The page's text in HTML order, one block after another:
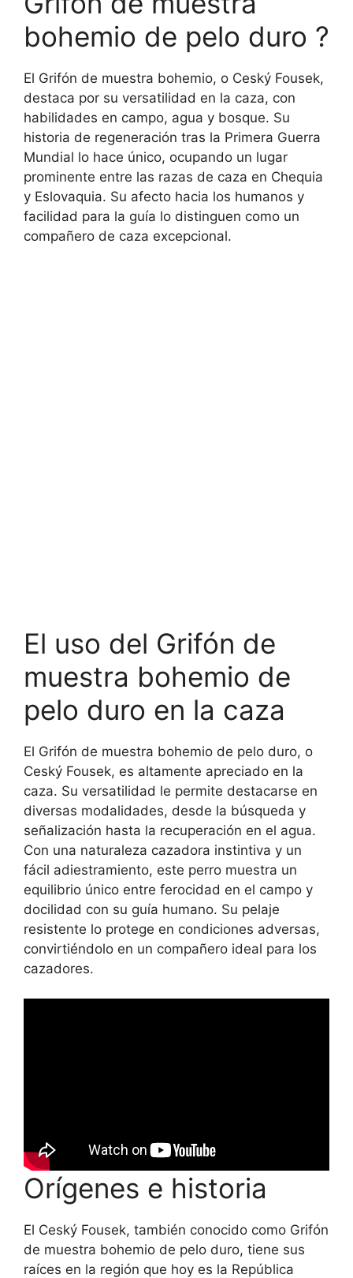
bohemio de pelo duro ?
El Grifón de muestra bohemio, o Ceský Fousek,
destaca por su versatilidad en la caza, con
habilidades en campo, agua y bosque. Su
historia de regeneración tras la Primera Guerra
Mundial lo hace único, ocupando un lugar
prominente entre las razas de caza en Chequia
y Eslovaquia. Su afecto hacia los humanos y
facilidad para la guía lo distinguen como un
compañero de caza excepcional.
El uso del Grifón de
muestra bohemio de
pelo duro en la caza
El Grifón de muestra bohemio de pelo duro, o
Ceský Fousek, es altamente apreciado en la
caza. Su versatilidad le permite destacarse en
diversas modalidades, desde la búsqueda y
señalización hasta la recuperación en el agua.
Con una naturaleza cazadora instintiva y un
fácil adiestramiento, este perro muestra un
equilibrio único entre ferocidad en el campo y
docilidad con su guía humano. Su pelaje
resistente lo protege en condiciones adversas,
convirtiéndolo en un compañero ideal para los
cazadores.
Orígenes e historia
El Ceský Fousek, también conocido como Grifón
de muestra bohemio de pelo duro, tiene sus
raíces en la región que hoy es la República